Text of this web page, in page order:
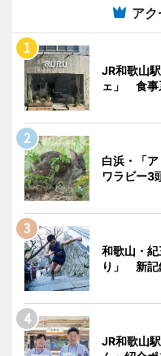
ア
JR和歌山
ェ」 食事
白浜・「
ワラビー3
和歌山・
り」 新記
JR和歌山